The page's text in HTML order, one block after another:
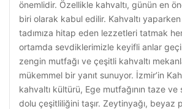
önemlidir. Özellikle kahvaltı, günün en
biri olarak kabul edilir. Kahvaltı
tadımıza hitap eden lezzetleri tatmak
ortamda sevdiklerimizle keyifli anlar
zengin mutfağı ve çeşitli kahvaltı
mükemmel bir yanıt sunuyor. İzmir’in
kahvaltı kültürü, Ege mutfağının taze ve
dolu çeşitliliğini taşır. Zeytinyağı, beyaz